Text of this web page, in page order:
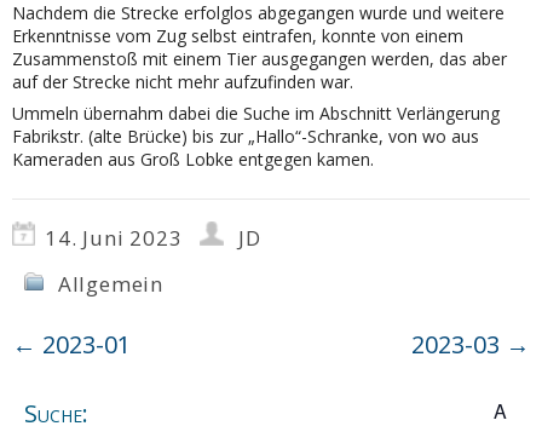
Nachdem die Strecke erfolglos abgegangen wurde und weitere
Erkenntnisse vom Zug selbst eintrafen, konnte von einem
Zusammenstoß mit einem Tier ausgegangen werden, das aber
auf der Strecke nicht mehr aufzufinden war.
Ummeln übernahm dabei die Suche im Abschnitt Verlängerung
Fabrikstr. (alte Brücke) bis zur „Hallo“-Schranke, von wo aus
Kameraden aus Groß Lobke entgegen kamen.
14. Juni 2023
JD
Allgemein
← 2023-01 2023-03 →
Suche:
A